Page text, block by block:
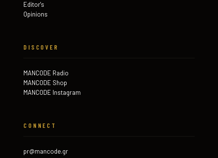
Editor's
Opinions
DISCOVER
MANCODE Radio
MANCODE Shop
MANCODE Instagram
CONNECT
pr@mancode.gr